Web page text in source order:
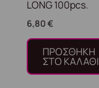
LONG 100pcs.
6,80€
ΠΡΟΣΘΉΚΗ
ΣΤΟ ΚΑΛΆΘΙ